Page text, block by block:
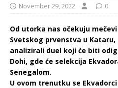
November 29, 2022 0
Od utorka nas očekuju
Svetskog prvenstva u
analizirali duel koji će biti
Dohi, gde će selekcija
Senegalom.
U ovom trenutku se